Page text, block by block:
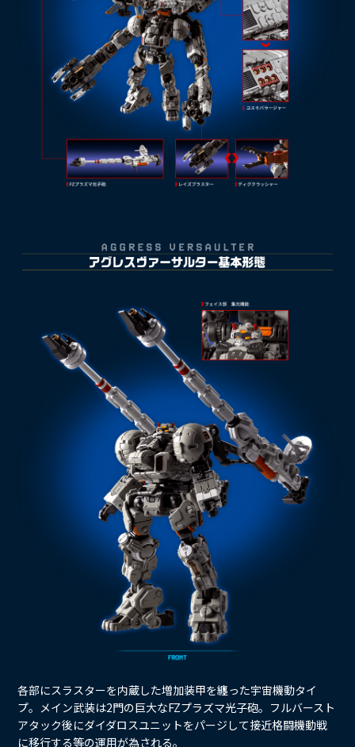
各部にスラスターを内蔵した増加装甲を纏った宇宙機動タイ
プ。メイン武装は2門の巨大なFZプラズマ光子砲。フルバースト
アタック後にダイダロスユニットをパージして接近格闘機動戦
に移行する等の運用が為される。